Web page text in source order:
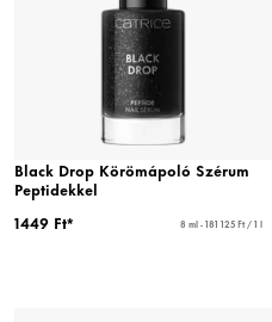
Black Drop Körömápoló Szérum
Peptidekkel
1449 Ft*
8 ml - 181 125 Ft / 1 l